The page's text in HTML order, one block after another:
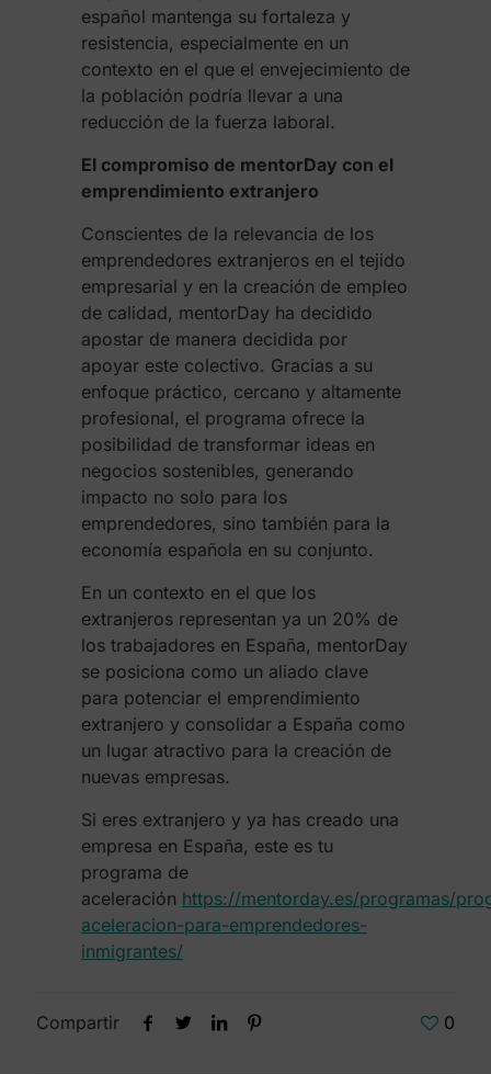
español mantenga su fortaleza y
resistencia, especialmente en un
contexto en el que el envejecimiento de
la población podría llevar a una
reducción de la fuerza laboral.
El compromiso de mentorDay con el
emprendimiento extranjero
Conscientes de la relevancia de los
emprendedores extranjeros en el tejido
empresarial y en la creación de empleo
de calidad, mentorDay ha decidido
apostar de manera decidida por
apoyar este colectivo. Gracias a su
enfoque práctico, cercano y altamente
profesional, el programa ofrece la
posibilidad de transformar ideas en
negocios sostenibles, generando
impacto no solo para los
emprendedores, sino también para la
economía española en su conjunto.
En un contexto en el que los
extranjeros representan ya un 20% de
los trabajadores en España, mentorDay
se posiciona como un aliado clave
para potenciar el emprendimiento
extranjero y consolidar a España como
un lugar atractivo para la creación de
nuevas empresas.
Si eres extranjero y ya has creado una
empresa en España, este es tu
programa de
aceleración https://mentorday.es/programas/
aceleracion-para-emprendedores-
inmigrantes/
Compartir 0